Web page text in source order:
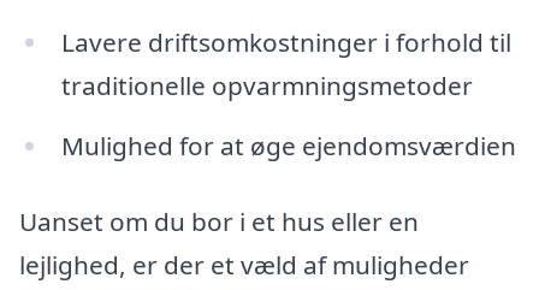
Lavere driftsomkostninger i forhold til
traditionelle opvarmningsmetoder
Mulighed for at øge ejendomsværdien
Uanset om du bor i et hus eller en
lejlighed, er der et væld af muligheder